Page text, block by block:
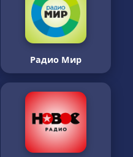
Радио Мир